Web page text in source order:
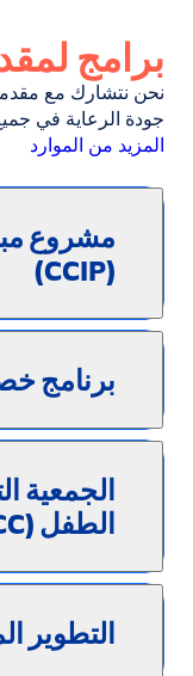
برامج
نحن نتشارك مع
جودة الرعاية في
المزيد من الموارد
مشروع
(CCIP)
برنامج
الجمعية
الطفل (QCCC)
التطوير